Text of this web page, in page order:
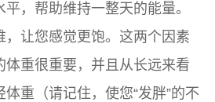
，帮助维持一整天的能量。
，让您感觉更饱。这两个因素
体重很重要，并且从长远来看
重（请记住，使您“发胖”的不